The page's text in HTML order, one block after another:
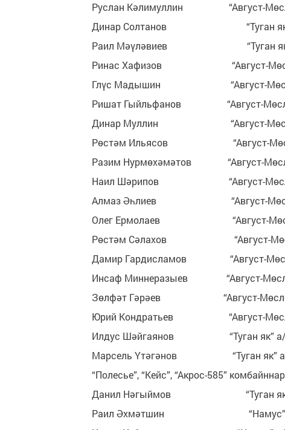
Руслан Кәлимуллин
Динар Солтанов
Раил Мәүләвиев
Ринас Хафизов
Глүс Мадышин “Август-
Ришат Гыйльфанов
Динар Муллин “Август-
Рөстәм Ильясов
Разим Нурмөхәмәтов
Наил Шәрипов “Август-
Алмаз Әһлиев “Август-
Олег Ермолаев
Рөстәм Сәлахов
Дамир Гардисламов
Инсаф Миннеразыев
Зөлфәт Гәрәев “Август-
Юрий Кондратьев “Август-
Илдус Шәйгаянов
Марсель Үтәгәнов
“Полесье”, “Кейс”, “Акрос-585”
Данил Нәгыймов
Раил Әхмәтшин